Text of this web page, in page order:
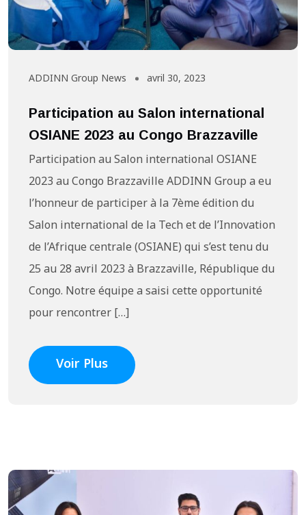
ADDINN Group News avril 30, 2023
Participation au Salon international
OSIANE 2023 au Congo Brazzaville
Participation au Salon international OSIANE
2023 au Congo Brazzaville ADDINN Group a eu
l’honneur de participer à la 7ème édition du
Salon international de la Tech et de l’Innovation
de l’Afrique centrale (OSIANE) qui s’est tenu du
25 au 28 avril 2023 à Brazzaville, République du
Congo. Notre équipe a saisi cette opportunité
pour rencontrer […]
Voir Plus